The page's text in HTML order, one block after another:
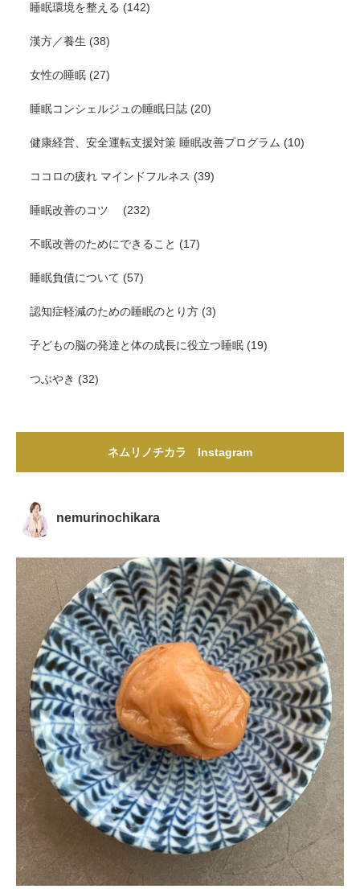
睡眠環境を整える (142)
漢方／養生 (38)
女性の睡眠 (27)
睡眠コンシェルジュの睡眠日誌 (20)
健康経営、安全運転支援対策 睡眠改善プログラム (10)
ココロの疲れ マインドフルネス (39)
睡眠改善のコツ (232)
不眠改善のためにできること (17)
睡眠負債について (57)
認知症軽減のための睡眠のとり方 (3)
子どもの脳の発達と体の成長に役立つ睡眠 (19)
つぶやき (32)
ネムリノチカラ Instagram
nemurinochikara